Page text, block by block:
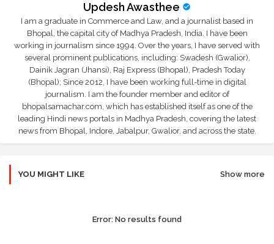
Updesh Awasthee
I am a graduate in Commerce and Law, and a journalist based in
Bhopal, the capital city of Madhya Pradesh, India. I have been
working in journalism since 1994. Over the years, I have served with
several prominent publications, including: Swadesh (Gwalior),
Dainik Jagran (Jhansi), Raj Express (Bhopal), Pradesh Today
(Bhopal); Since 2012, I have been working full-time in digital
journalism. I am the founder member and editor of
bhopalsamachar.com, which has established itself as one of the
leading Hindi news portals in Madhya Pradesh, covering the latest
news from Bhopal, Indore, Jabalpur, Gwalior, and across the state.
YOU MIGHT LIKE Show more
Error: No results found